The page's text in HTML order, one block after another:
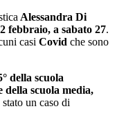
Alessandra Di
febbraio, a sabato 27.
casi Covid che sono
della scuola
della scuola media,
un caso di